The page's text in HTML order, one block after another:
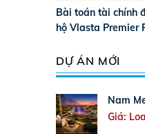
Bài toán tài chính
hộ Vlasta Premier
DỰ ÁN MỚI
Nam
Giá: